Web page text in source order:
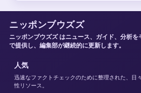
ニッポンブウズズ
ニッポンブウズズ はニュース、ガイド、分析
で提供し、編集部が継続的に更新します。
人気
迅速なファクトチェックのために整理された、日
性リソース。